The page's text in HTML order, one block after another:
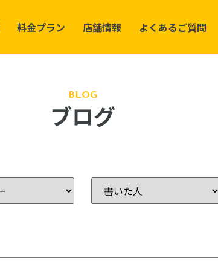
料金プラン 店舗情報 よくあるご質問
BLOG
ブログ